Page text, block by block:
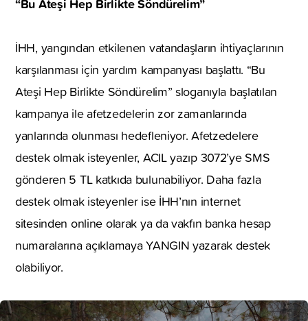
“Bu Ateşi Hep Birlikte Söndürelim”
İHH, yangından etkilenen vatandaşların ihtiyaçlarının
karşılanması için yardım kampanyası başlattı. “Bu
Ateşi Hep Birlikte Söndürelim” sloganıyla başlatılan
kampanya ile afetzedelerin zor zamanlarında
yanlarında olunması hedefleniyor. Afetzedelere
destek olmak isteyenler, ACIL yazıp 3072’ye SMS
gönderen 5 TL katkıda bulunabiliyor. Daha fazla
destek olmak isteyenler ise İHH’nın internet
sitesinden online olarak ya da vakfın banka hesap
numaralarına açıklamaya YANGIN yazarak destek
olabiliyor.